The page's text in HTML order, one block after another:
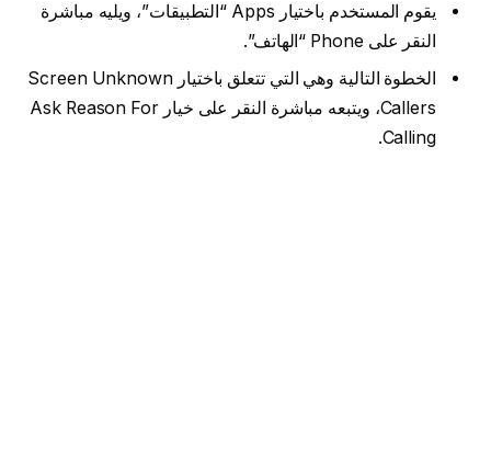
يقوم المستخدم باختيار Apps “التطبيقات”، ويليه مباشرة
النقر على Phone “الهاتف”.
الخطوة التالية وهي التي تتعلق باختيار Screen Unknown
Callers، ويتبعه مباشرة النقر على خيار Ask Reason For
Calling.